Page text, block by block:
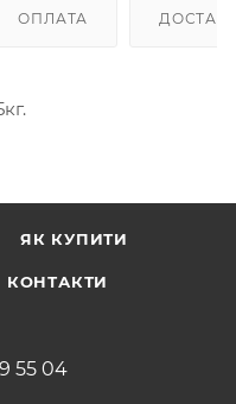
ОПЛАТА
ЯК КУПИТИ
КОНТАКТИ
55 04